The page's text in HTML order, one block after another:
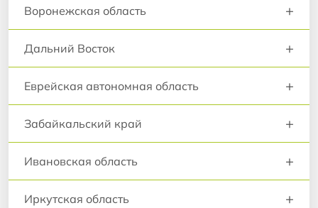
Воронежская область +
Дальний Восток +
Еврейская автономная область +
Забайкальский край +
Ивановская область +
Иркутская область +